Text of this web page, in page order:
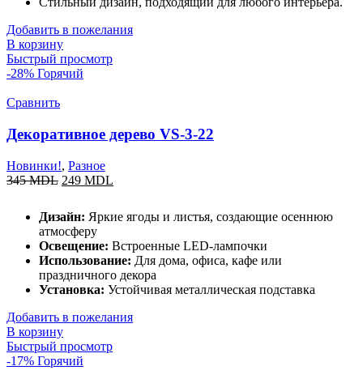
Добавить в пожелания
В корзину
Быстрый просмотр
-28% Горячий
Сравнить
Декоративное дерево VS-3-22
Новинки!, Разное
345MDL 249 MDL
Дизайн: Яркие ягоды и листья, создающие осеннюю
атмосферу
Освещение: Встроенные LED-лампочки
Использование: Для дома, офиса, кафе или
праздничного декора
Установка: Устойчивая металлическая подставка
Добавить в пожелания
В корзину
Быстрый просмотр
-17% Горячий